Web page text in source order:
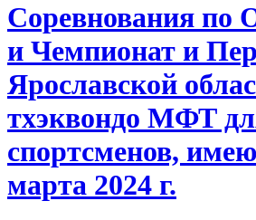
Соревнования по
и Чемпионат и
Ярославской
тхэквондо МФТ
спортсменов,
марта 2024 г.